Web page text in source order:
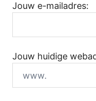
Jouw e-mailadres:
Jouw huidige